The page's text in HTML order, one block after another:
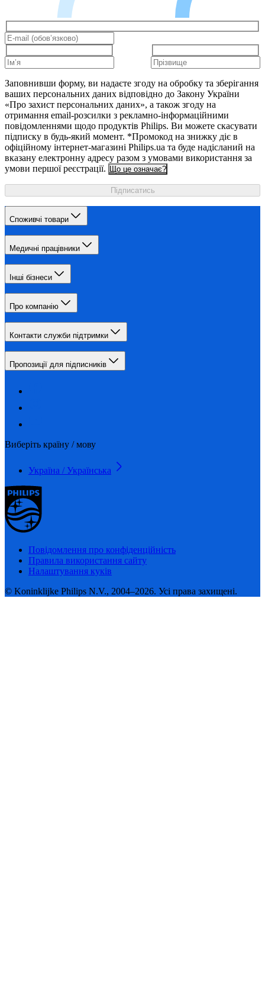
Заповнивши форму, ви надаєте згоду на обробку та зберігання
ваших персональних даних відповідно до Закону України
«Про захист персональних даних», а також згоду на
отримання email-розсилки з рекламно-інформаційними
повідомленнями щодо продуктів Philips. Ви можете скасувати
підписку в будь-який момент. *Промокод на знижку діє в
офіційному інтернет-магазині Philips.ua та буде надісланий на
вказану електронну адресу разом з умовами використання за
умови першої реєстрації. Що це означає?
Підписатись
Споживчі товари
Медичні працівники
Інші бізнеси
Про компанію
Контакти служби підтримки
Пропозиції для підписників
Виберіть країну / мову
Україна / Українська
Повідомлення про конфіденційність
Правила використання сайту
Налаштування куків
© Koninklijke Philips N.V., 2004–2026. Усі права захищені.